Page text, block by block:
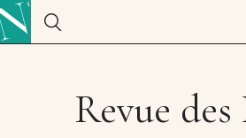
Revue